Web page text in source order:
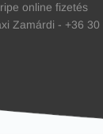
online fizetés
Zamárdi - +36 30